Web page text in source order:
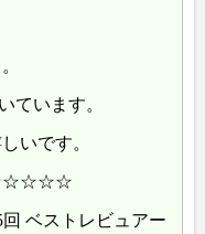
ています。
いです。
ベストレビュアー